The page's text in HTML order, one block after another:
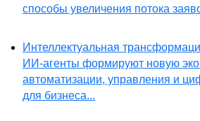
способы увеличения потока
Интеллектуальная
ИИ-агенты формируют новую
автоматизации, управления и
для бизнеса...